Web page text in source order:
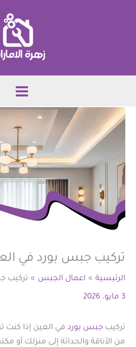
تركيب جبس بورد في
الرئيسية اعمال الجبس تركيب
3 مايو، 2026
تركيب جبس بورد في العين إذا
من الأناقة والحداثة إلى منزلك أو